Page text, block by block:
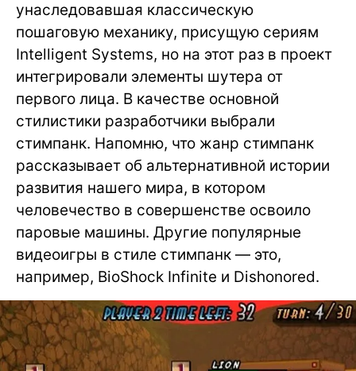
унаследовавшая классическую
пошаговую механику, присущую сериям
Intelligent Systems, но на этот раз в проект
интегрировали элементы шутера от
первого лица. В качестве основной
стилистики разработчики выбрали
стимпанк. Напомню, что жанр стимпанк
рассказывает об альтернативной истории
развития нашего мира, в котором
человечество в совершенстве освоило
паровые машины. Другие популярные
видеоигры в стиле стимпанк — это,
например, BioShock Infinite и Dishonored.